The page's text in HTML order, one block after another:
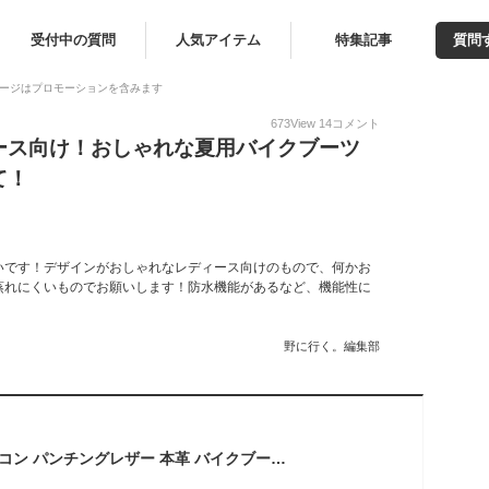
受付中の質問 人気アイテム 特集記事 質問
ジはプロモーションを含みます
673View 14コメント
向け！おしゃれな夏用バイクブーツ
す！デザインがおしゃれなレディース向けのもので、何かお
にくいものでお願いします！防水機能があるなど、機能性に
野に行く。編集部
公式 【厚底】 ファルコン パンチングレザー 本革 バイクブーツ WWM-0001ATU-PUNCHING ブラック 送料無料 WILDWING ライダー バイカー メンズ レディース 牛革 レザー 通気性 春 夏 秋 シーズン シューズ サイドファスナー シフトチェンジ 操作性 初心者